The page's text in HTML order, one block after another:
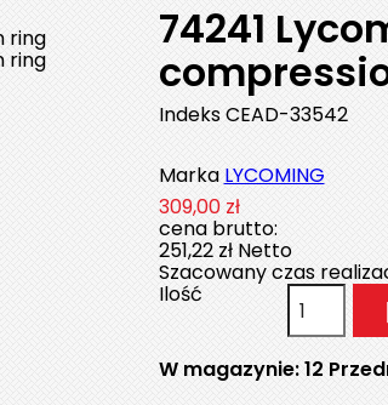
74241
IndeksCEAD-33542
Marka LYCOMING
309,00 zł
cena brutto:
251,22 zł Netto
Szacowany czas
Ilość
W magazynie:12